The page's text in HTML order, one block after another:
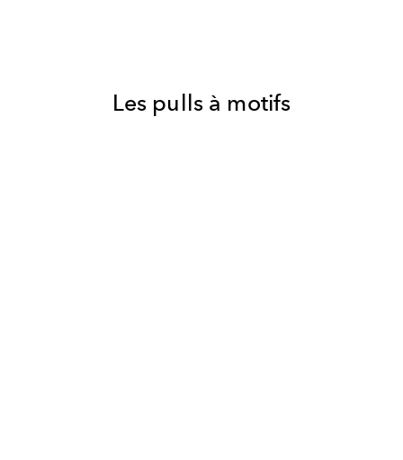
Les pulls à motifs